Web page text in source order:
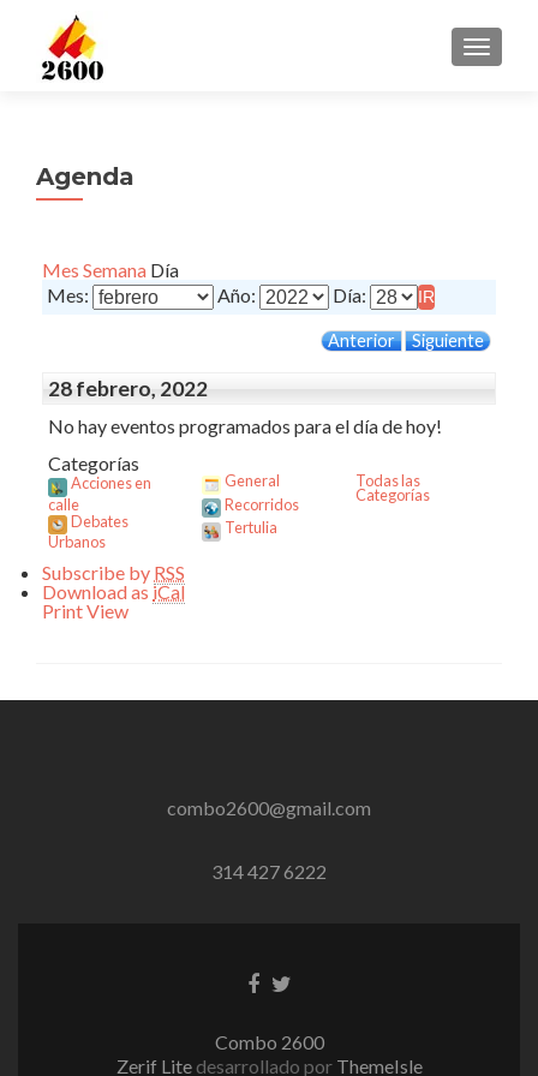
Agenda
Mes Semana Día
Mes:
Año: Día:
Anterior Siguiente
28 febrero, 2022
No hay eventos programados para el día de hoy!
Categorías
Acciones en
calle
Debates
Urbanos
General
Recorridos
Tertulia
Todas las
Categorías
Subscribe by RSS
Download as iCal
PrintView
combo2600@gmail.com
314 427 6222
EnlaceEnlace
Combo 2600
Zerif Lite desarrollado por ThemeIsle